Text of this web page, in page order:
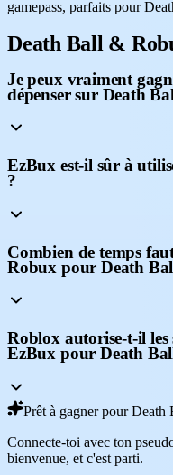
gamepass, parfaits pour
Death Ball &
Je peux vraiment
dépenser sur Death
EzBux est-il sûr à
?
Combien de temps
Robux pour Death
Roblox autorise-t-il les
EzBux pour Death
Prêt à gagner pour Death
Connecte-toi avec ton
bienvenue, et c'est parti.